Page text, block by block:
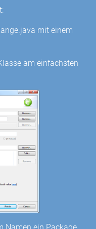
mit einem
am einfachsten
Namen ein Package